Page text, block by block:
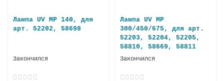
Лампа UV MP 140, для
арт. 52202, 58698
Закончился
Лампа UV MP
300/450/675, для арт.
52203, 52204, 52205,
58810, 58669, 58811
Закончился